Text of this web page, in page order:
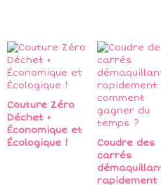
Couture Zéro
Déchet •
Économique et
Écologique !
Coudre des
carrés
rapidement